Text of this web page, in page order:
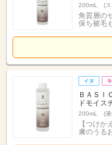
200mL (ス
角質層の
保ち被毛
ＢＡＳＩ
ドモイス
200mL (液
【つけ
膚のうる